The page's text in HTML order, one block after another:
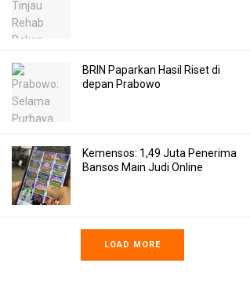
BRIN Paparkan Hasil Riset di
depan Prabowo
Kemensos: 1,49 Juta Penerima
Bansos Main Judi Online
LOAD MORE